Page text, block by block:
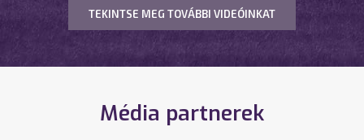
TEKINTSE MEG TOVÁBBI VIDEÓINKAT
Média partnerek